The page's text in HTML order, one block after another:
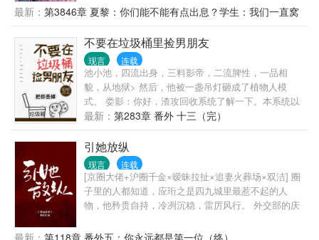
以为是妈宝男，要么下乡去穷乡僻壤的地方当知青。
夏黎：拳头硬了！就这样的小白脸，我一拳能打一个
加强连！ 努力为首长爹官复原职，成为首长爹最贴心
的米虫小棉袄好好养老他不香吗？ 可是努力着，努力
着，夏黎回头一看。 嗯？我这军职怎么比我首长爹还
高了？ 南岛一大队来了位漂亮新知青，小姑娘一身痞
气，听说一脚就能把人踹骨折，思想不正，和她亲近
绝对会倒霉！ 不久后…… 队员们挑着扁担，挥汗如雨
的为甘蔗地浇水。 夏黎靠着玻璃瓶子、注射器弄出自
痛。 夏梨用一点儿盐和碳粉做成干电池，用上免费电
灯。 队员们：不行！！！夏黎必须得好好亲近！ 夏
黎：谢邀，已被特招入伍，目前在“国家队”。 —— 海
军陆战队最冷漠、禁欲，无人敢亲近的军官陆定远，
第一次见未来媳妇，她在和人贩子买孩子（误）。 第
妇，她在帮特务修无线电发射台（误）。 陆定远：
最新： 第3846章 夏黎：你们能不能有点出息？学生：我们一直窝
窝囊囊
不要在垃圾桶里捡男朋友
现言 连载
池小池，四流出身，三料影帝，二流脾性，一品相
貌，从地狱> 然后，他被一盏吊灯砸成了植物人模
式。 娄影：你好，渣攻回收系统了解一下。本系统以
渣攻的悔意值为计量单位，每积
最新： 第283章 番外 十三（完）
引她放纵
现言 连载
[京圈大佬+沪圈千金×暧昧拉扯×追妻火葬场×双洁] 圈
子里的人都知道，应珩之是四九城里最惹不起的人
物，他矜贵自持，冷冽沉稳，雷厉风行。 外交部的庆
姗姗来迟，却坐在全场的主位上，连翻译司司长对他
最新： 第118章 番外五：你永远都是第一位（终）